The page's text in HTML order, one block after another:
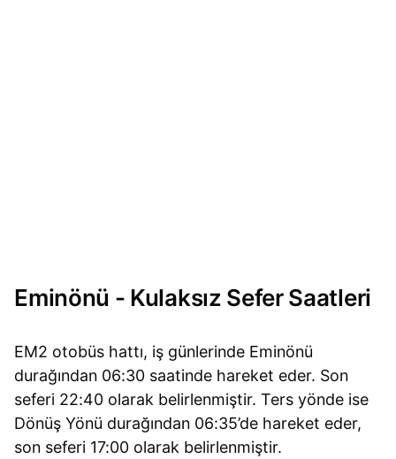
Eminönü - Kulaksız Sefer Saatleri
EM2 otobüs hattı, iş günlerinde Eminönü
durağından 06:30 saatinde hareket eder. Son
seferi 22:40 olarak belirlenmiştir. Ters yönde ise
Dönüş Yönü durağından 06:35’de hareket eder,
son seferi 17:00 olarak belirlenmiştir.